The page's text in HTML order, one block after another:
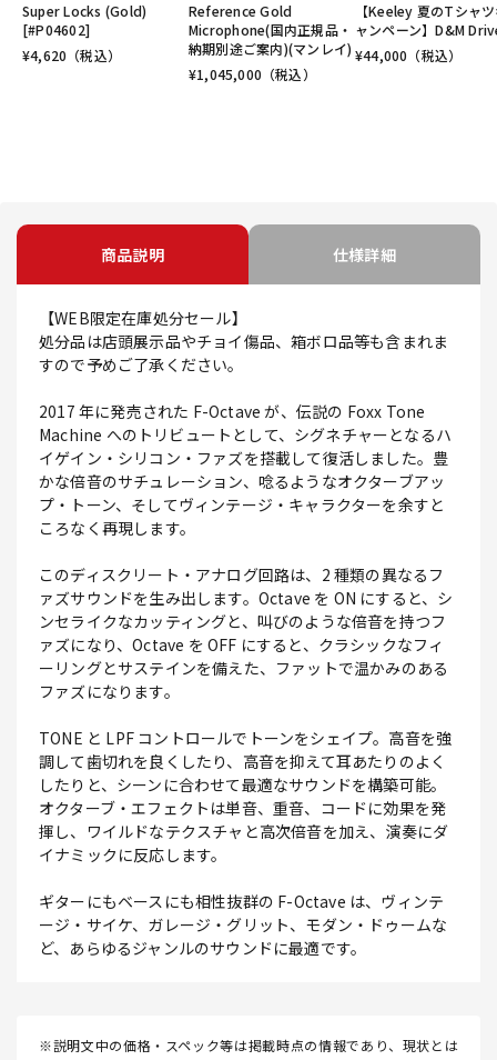
Super Locks (Gold)
[#P04602]
¥4,620 （税込）
Reference Gold
Microphone(国内正規品・
納期別途ご案内)(マンレイ)
¥1,045,000 （税込）
【Keeley 夏のTシャ
ャンペーン】D&M
¥44,000 （税込）
商品説明 仕様詳細
【WEB限定在庫処分セール】
処分品は店頭展示品やチョイ傷品、箱ボロ品等も含まれま
すので予めご了承ください。
2017 年に発売された F-Octave が、伝説の Foxx Tone
Machine へのトリビュートとして、シグネチャーとなるハ
イゲイン・シリコン・ファズを搭載して復活しました。豊
かな倍音のサチュレーション、唸るようなオクターブアッ
プ・トーン、そしてヴィンテージ・キャラクターを余すと
ころなく再現します。
このディスクリート・アナログ回路は、2 種類の異なるフ
ァズサウンドを生み出します。Octave を ON にすると、シ
ンセライクなカッティングと、叫びのような倍音を持つフ
ァズになり、Octave を OFF にすると、クラシックなフィ
ーリングとサステインを備えた、ファットで温かみのある
ファズになります。
TONE と LPF コントロールでトーンをシェイプ。高音を強
調して歯切れを良くしたり、高音を抑えて耳あたりのよく
したりと、シーンに合わせて最適なサウンドを構築可能。
オクターブ・エフェクトは単音、重音、コードに効果を発
揮し、ワイルドなテクスチャと高次倍音を加え、演奏にダ
イナミックに反応します。
ギターにもベースにも相性抜群の F-Octave は、ヴィンテ
ージ・サイケ、ガレージ・グリット、モダン・ドゥームな
ど、あらゆるジャンルのサウンドに最適です。
※説明文中の価格・スペック等は掲載時点の情報であり、現状とは